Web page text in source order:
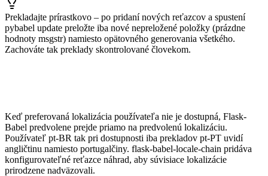
Prekladajte prírastkovo – po pridaní nových reťazcov a spustení
pybabel update preložte iba nové nepreložené položky (prázdne
hodnoty msgstr) namiesto opätovného generovania všetkého.
Zachováte tak preklady skontrolované človekom.
Keď preferovaná lokalizácia používateľa nie je dostupná, Flask-
Babel predvolene prejde priamo na predvolenú lokalizáciu.
Používateľ pt-BR tak pri dostupnosti iba prekladov pt-PT uvidí
angličtinu namiesto portugalčiny. flask-babel-locale-chain pridáva
konfigurovateľné reťazce náhrad, aby súvisiace lokalizácie
prirodzene nadväzovali.